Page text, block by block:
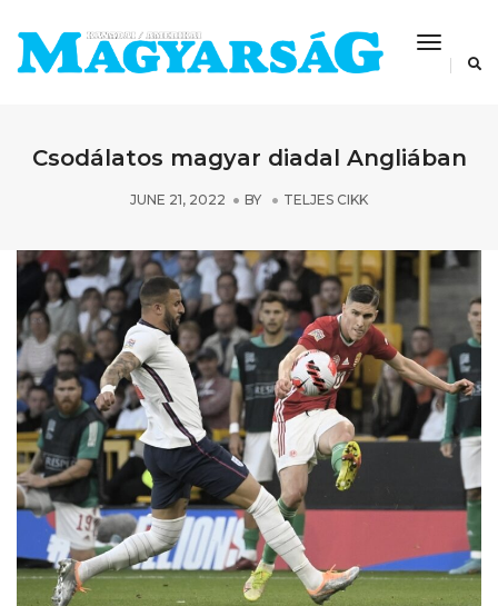
Toggle
Csodálatos magyar diadal Angliában
JUNE 21, 2022 BY TELJES CIKK